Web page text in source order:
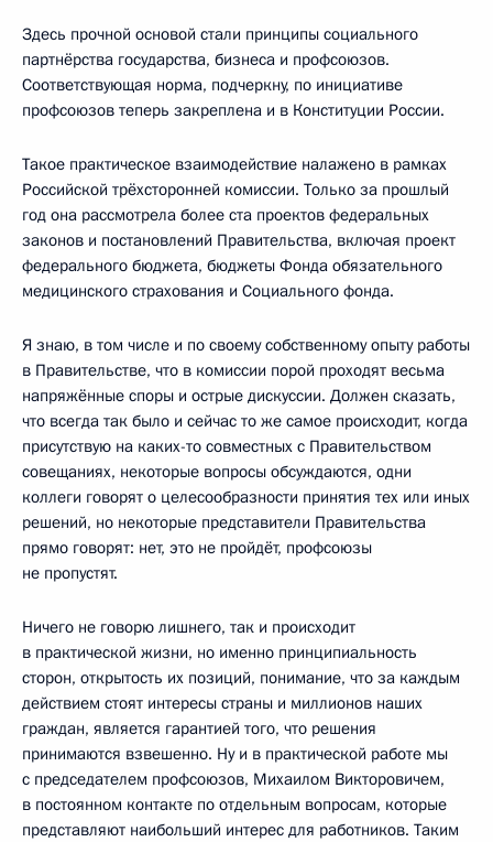
Здесь прочной основой стали принципы социального
партнёрства государства, бизнеса и профсоюзов.
Соответствующая норма, подчеркну, по инициативе
профсоюзов теперь закреплена и в Конституции России.
Такое практическое взаимодействие налажено в рамках
Российской трёхсторонней комиссии. Только за прошлый
год она рассмотрела более ста проектов федеральных
законов и постановлений Правительства, включая проект
федерального бюджета, бюджеты Фонда обязательного
медицинского страхования и Социального фонда.
Я знаю, в том числе и по своему собственному опыту работы
в Правительстве, что в комиссии порой проходят весьма
напряжённые споры и острые дискуссии. Должен сказать,
что всегда так было и сейчас то же самое происходит, когда
присутствую на каких-то совместных с Правительством
совещаниях, некоторые вопросы обсуждаются, одни
коллеги говорят о целесообразности принятия тех или иных
решений, но некоторые представители Правительства
прямо говорят: нет, это не пройдёт, профсоюзы
не пропустят.
Ничего не говорю лишнего, так и происходит
в практической жизни, но именно принципиальность
сторон, открытость их позиций, понимание, что за каждым
действием стоят интересы страны и миллионов наших
граждан, является гарантией того, что решения
принимаются взвешенно. Ну и в практической работе мы
с председателем профсоюзов, Михаилом Викторовичем,
в постоянном контакте по отдельным вопросам, которые
представляют наибольший интерес для работников. Таким